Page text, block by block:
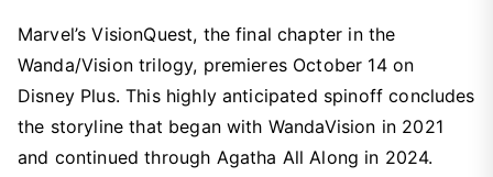
Marvel’s VisionQuest, the final chapter in the
Wanda/Vision trilogy, premieres October 14 on
Disney Plus. This highly anticipated spinoff concludes
the storyline that began with WandaVision in 2021
and continued through Agatha All Along in 2024.